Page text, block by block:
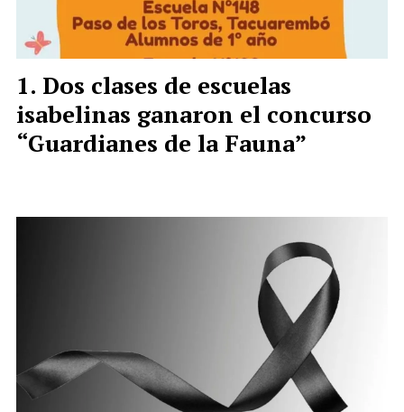
Dos clases de escuelas
isabelinas ganaron el concurso
“Guardianes de la Fauna”